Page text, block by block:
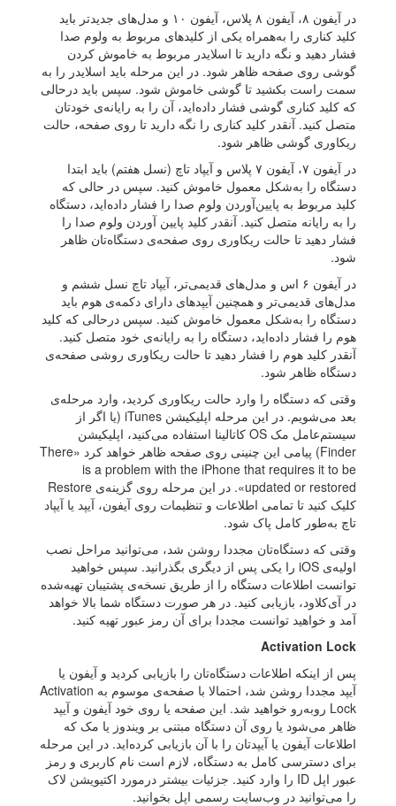
در آیفون ۸، آیفون ۸ پلاس، آیفون ۱۰ و مدل‌های جدیدتر باید
کلید کناری را به‌همراه یکی از کلیدهای مربوط به ولوم صدا
فشار دهید و نگه دارید تا اسلایدر مربوط به خاموش کردن
گوشی روی صفحه ظاهر شود. در این مرحله باید اسلایدر را به
سمت راست بکشید تا گوشی خاموش شود. سپس باید درحالی
که کلید کناری گوشی فشار داده‌اید، آن را به رایانه‌ی خودتان
متصل کنید. آنقدر کلید کناری را نگه دارید تا روی صفحه، حالت
ریکاوری گوشی ظاهر شود.
در آیفون ۷، آیفون ۷ پلاس و آیپاد تاچ (نسل هفتم) باید ابتدا
دستگاه را به‌شکل معمول خاموش کنید. سپس در حالی که
کلید مربوط به پایین‌آوردن ولوم صدا را فشار داده‌اید، دستگاه
را به رایانه متصل کنید. آنقدر کلید پایین آوردن ولوم صدا را
فشار دهید تا حالت ریکاوری روی صفحه‌ی دستگاه‌تان ظاهر
شود.
در آیفون ۶ اس و مدل‌های قدیمی‌تر، آیپاد تاچ نسل ششم و
مدل‌های قدیمی‌تر و همچنین آیپدهای دارای دکمه‌ی هوم باید
دستگاه را به‌شکل معمول خاموش کنید. سپس درحالی که کلید
هوم را فشار داده‌‌اید، دستگاه را به رایانه‌ی خود متصل کنید.
آنقدر کلید هوم را فشار دهید تا حالت ریکاوری روشی صفحه‌ی
دستگاه ظاهر شود.
وقتی که دستگاه را وارد حالت ریکاوری کردید، وارد مرحله‌ی
بعد می‌شویم. در این مرحله اپلیکیشن iTunes (یا اگر از
سیستم‌عامل مک OS کاتالینا استفاده می‌کنید، اپلیکیشن
Finder) پیامی این چنینی روی صفحه ظاهر خواهد کرد «There
is a problem with the iPhone that requires it to be
updated or restored». در این مرحله روی گزینه‌ی Restore
کلیک کنید تا تمامی اطلاعات و تنظیمات روی آیفون، آیپد یا آیپاد
تاچ به‌طور کامل پاک شود.
وقتی که دستگاه‌تان مجددا روشن شد، می‌توانید مراحل نصب
اولیه‌ی iOS را یکی پس از دیگری بگذرانید. سپس خواهید
توانست اطلاعات دستگاه را از طریق نسخه‌ی پشتیبان تهیه‌شده
در آی‌کلاود، بازیابی کنید. در هر صورت دستگاه شما بالا خواهد
آمد و خواهید توانست مجددا برای آن رمز عبور تهیه کنید.
Activation Lock
پس از اینکه اطلاعات دستگاه‌تان را بازیابی کردید و آیفون یا
آیپد مجددا روشن شد،‌ احتمالا با صفحه‌ی موسوم به Activation
Lock روبه‌رو خواهید شد. این صفحه یا روی خود آیفون و آیپد
ظاهر می‌شود یا روی آن دستگاه مبتنی بر ویندوز یا مک که
اطلاعات آیفون یا آیپدتان را با آن بازیابی کرده‌اید. در این مرحله
برای دسترسی کامل به دستگاه، لازم است نام کاربری و رمز
عبور اپل ID را وارد کنید. جزئيات بیشتر درمورد اکتیویشن لاک
را می‌توانید در وب‌سایت رسمی اپل بخوانید.